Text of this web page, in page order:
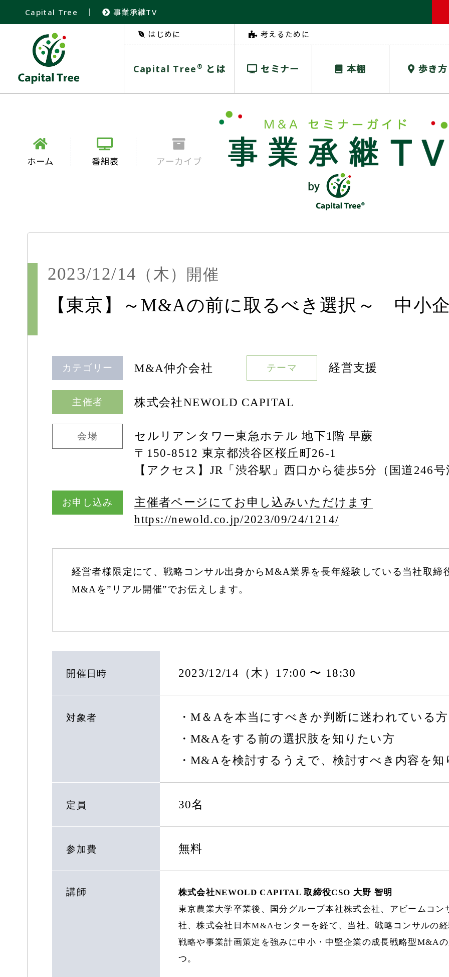
Capital Tree ｜ 事業承継TV
はじめに
Capital Tree ® とは
考えるために
セミナー 本棚 歩き方
ホーム 番組表 アーカイブ
2023/12/14 （木） 開催
【東京】～M&Aの前に取るべき選択～ 中小
カテゴリー M&A仲介会社 テーマ 経営支援
主催者 株式会社NEWOLD CAPITAL
会場
セルリアンタワー東急ホテル 地下1階 早蕨
〒150-8512 東京都渋谷区桜丘町26-1
【アクセス】JR「渋谷駅」西口から徒歩5分（国道246
お申し込み
主催者ページにてお申し込みいただけます
https://newold.co.jp/2023/09/24/1214/
経営者様限定にて、戦略コンサル出身からM&A業界を長年経験している当社取締
M&Aを”リアル開催”でお伝えします。
開催日時 2023/12/14（木）17:00 〜 18:30
対象者
・M＆Aを本当にすべきか判断に迷われている方
・M&Aをする前の選択肢を知りたい方
・M&Aを検討するうえで、検討すべき内容を知
定員 30名
参加費 無料
講師
株式会社NEWOLD CAPITAL 取締役CSO 大野 智明
東京農業大学卒業後、国分グループ本社株式会社、アビームコン
社、株式会社日本M&Aセンターを経て、当社。戦略コンサルの
戦略や事業計画策定を強みに中小・中堅企業の成長戦略型M&A
つ。